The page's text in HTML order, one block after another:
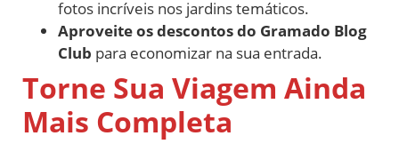
fotos incríveis nos jardins temáticos.
Aproveite os descontos do Gramado Blog
Club para economizar na sua entrada.
Torne Sua Viagem Ainda
Mais Completa